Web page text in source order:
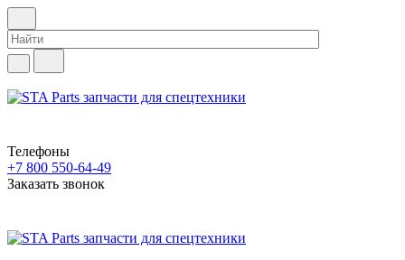
Телефоны
+7 800 550-64-49
Заказать звонок